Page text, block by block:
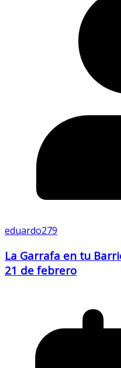
eduardo279
La Garrafa en tu
21 de febrero